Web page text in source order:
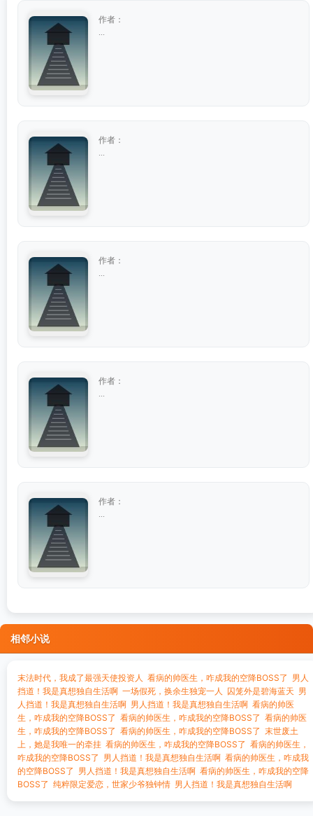
作者：
作者：
作者：
作者：
作者：
相邻小说
末法时代，我成了最强天使投资人 看病的帅医生，咋成我的空降BOSS了 男人
挡道！我是真想独自生活啊 一场假死，换余生独宠一人 囚笼外是碧海蓝天 男
人挡道！我是真想独自生活啊 男人挡道！我是真想独自生活啊 看病的帅医
生，咋成我的空降BOSS了 看病的帅医生，咋成我的空降BOSS了 看病的帅医
生，咋成我的空降BOSS了 看病的帅医生，咋成我的空降BOSS了 末世废土
上，她是我唯一的牵挂 看病的帅医生，咋成我的空降BOSS了 看病的帅医生，
咋成我的空降BOSS了 男人挡道！我是真想独自生活啊 看病的帅医生，咋成我
的空降BOSS了 男人挡道！我是真想独自生活啊 看病的帅医生，咋成我的空降
BOSS了 纯粹限定爱恋，世家少爷独钟情 男人挡道！我是真想独自生活啊